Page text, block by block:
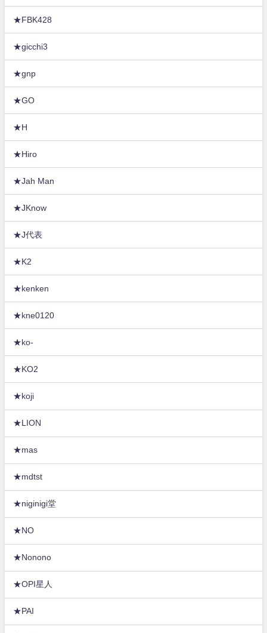
★FBK428
★gicchi3
★gnp
★GO
★H
★Hiro
★Jah Man
★JKnow
★J代表
★K2
★kenken
★kne0120
★ko-
★KO2
★koji
★LION
★mas
★mdtst
★niginigi堂
★NO
★Nonono
★OPI星人
★PAI